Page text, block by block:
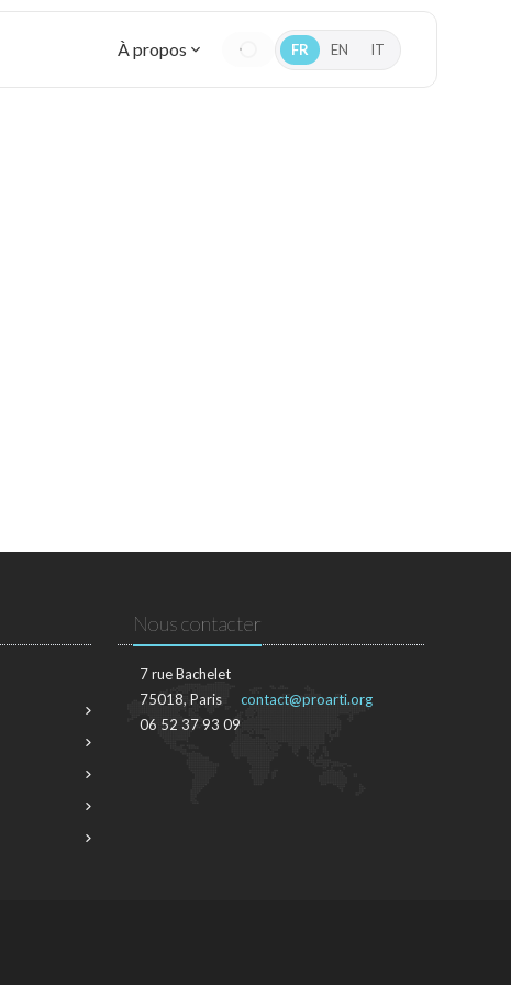
À propos FR EN IT
Nous contacter
7 rue Bachelet
75018, Paris
06 52 37 93 09
contact@proarti.org